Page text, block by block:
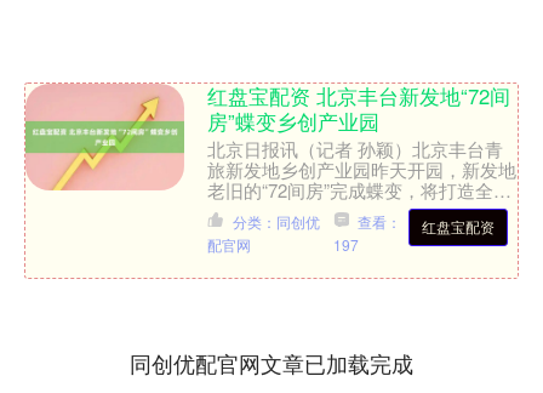
红盘宝配资 北京丰台新发地“72间
房”蝶变乡创产业园
北京日报讯（记者 孙颖）北京丰台青
旅新发地乡创产业园昨天开园，新发地
老旧的“72间房”完成蝶变，将打造全国
乡创产业一站式服务平台。 行走在“72
间房”的街巷里，....
红盘宝配资
分类：同创优
配官网
查看：
197
同创优配官网文章已加载完成